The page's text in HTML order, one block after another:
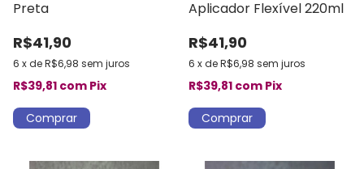
Preta
R$41,90
6 xdeR$6,98 sem juros
R$39,81 com Pix
Aplicador Flexível 220ml
R$41,90
6 xdeR$6,98 sem juros
R$39,81 com Pix